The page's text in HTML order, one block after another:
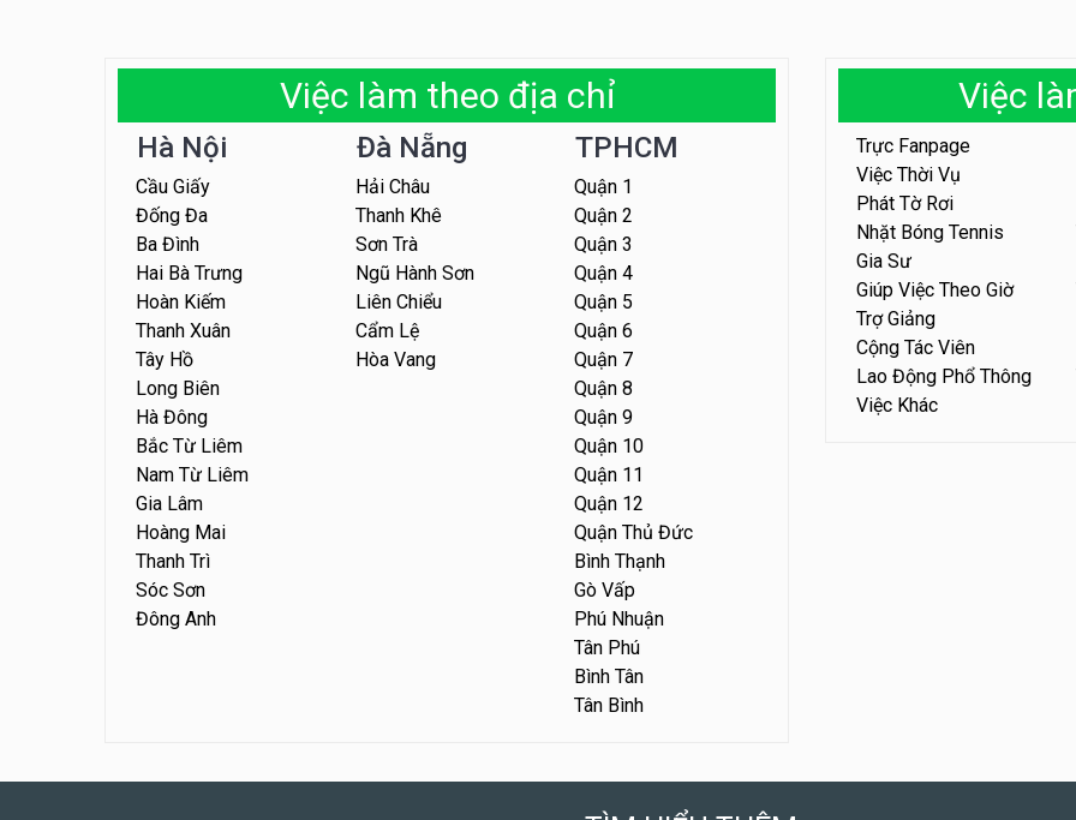
Việc làm theo địa chỉ
Hà Nội
Cầu Giấy
Đống Đa
Ba Đình
Hai Bà Trưng
Hoàn Kiếm
Thanh Xuân
Tây Hồ
Long Biên
Hà Đông
Bắc Từ Liêm
Nam Từ Liêm
Gia Lâm
Hoàng Mai
Thanh Trì
Sóc Sơn
Đông Anh
Đà Nẵng
Hải Châu
Thanh Khê
Sơn Trà
Ngũ Hành Sơn
Liên Chiểu
Cẩm Lệ
Hòa Vang
TPHCM
Quận 1
Quận 2
Quận 3
Quận 4
Quận 5
Quận 6
Quận 7
Quận 8
Quận 9
Quận 10
Quận 11
Quận 12
Quận Thủ Đức
Bình Thạnh
Gò Vấp
Phú Nhuận
Tân Phú
Bình Tân
Tân Bình
Việc
Trực Fanpage
Việc Thời Vụ
Phát Tờ Rơi
Nhặt Bóng Tennis
Gia Sư
Giúp Việc Theo Giờ
Trợ Giảng
Cộng Tác Viên
Lao Động Phổ Thông
Việc Khác